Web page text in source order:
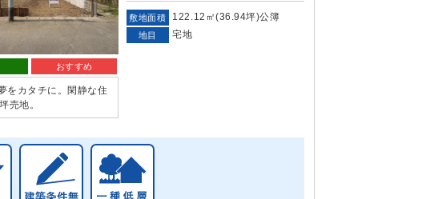
おすすめ
をカタチに。閑静な住
売地。
敷地面積 122.12㎡(36.94坪)公簿
地目 宅地